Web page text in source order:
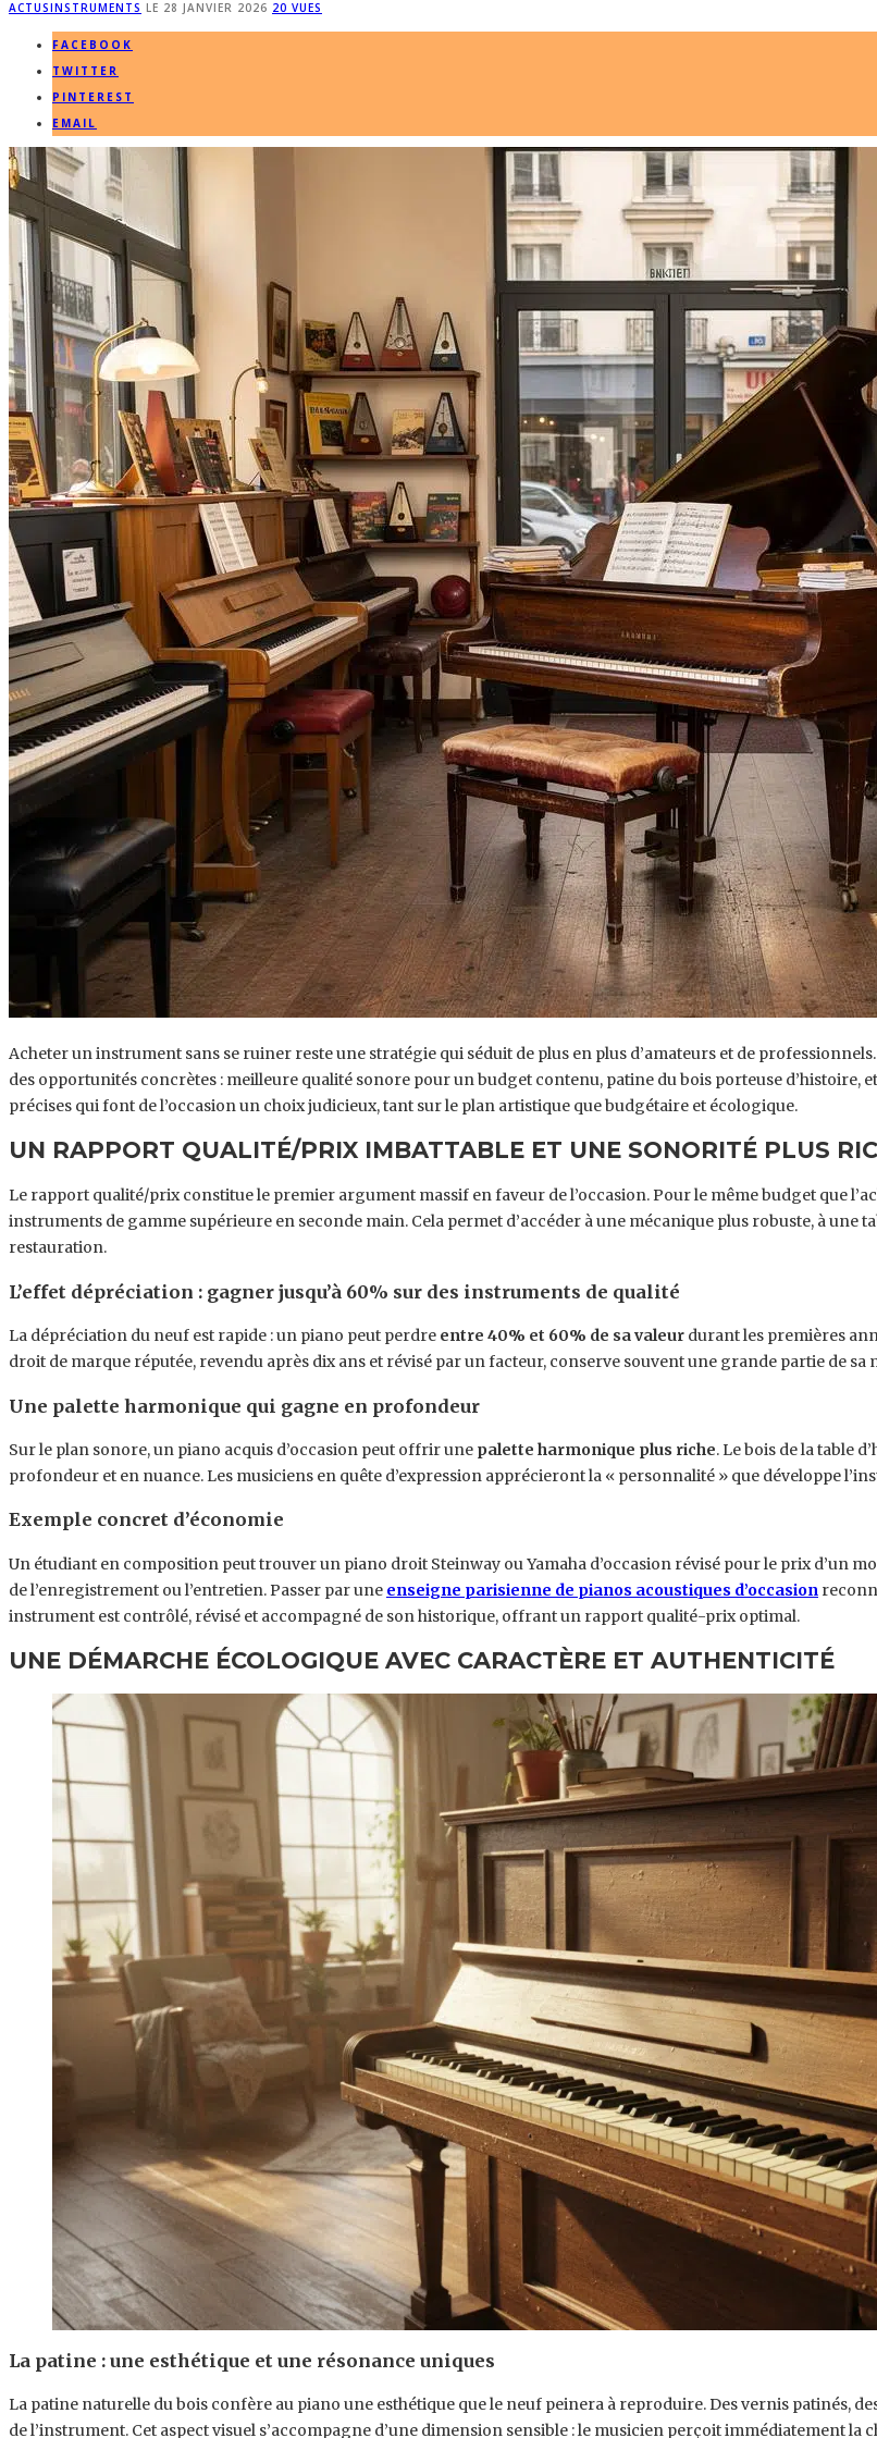
ACTUSINSTRUMENTS LE 28 JANVIER 2026 20 VUES
FACEBOOK
TWITTER
PINTEREST
EMAIL
Acheter un instrument sans se ruiner reste une stratégie qui séduit de plus en plus d’amateurs et de
des opportunités concrètes : meilleure qualité sonore pour un budget contenu, patine du bois porteuse d’histoire,
précises qui font de l’occasion un choix judicieux, tant sur le plan artistique que budgétaire et écologique.
UN RAPPORT QUALITÉ/PRIX IMBATTABLE ET UNE SONORITÉ PLUS
Le rapport qualité/prix constitue le premier argument massif en faveur de l’occasion. Pour le même budget que
instruments de gamme supérieure en seconde main. Cela permet d’accéder à une mécanique plus robuste, à une
restauration.
L’effet dépréciation : gagner jusqu’à 60% sur des instruments de qualité
La dépréciation du neuf est rapide : un piano peut perdre entre 40% et 60% de sa valeur durant les premières
droit de marque réputée, revendu après dix ans et révisé par un facteur, conserve souvent une grande partie de
Une palette harmonique qui gagne en profondeur
Sur le plan sonore, un piano acquis d’occasion peut offrir une palette harmonique plus riche. Le bois de la table
profondeur et en nuance. Les musiciens en quête d’expression apprécieront la « personnalité » que développe
Exemple concret d’économie
Un étudiant en composition peut trouver un piano droit Steinway ou Yamaha d’occasion révisé pour le prix d’un
de l’enregistrement ou l’entretien. Passer par une enseigne parisienne de pianos acoustiques d’occasion
instrument est contrôlé, révisé et accompagné de son historique, offrant un rapport qualité-prix optimal.
UNE DÉMARCHE ÉCOLOGIQUE AVEC CARACTÈRE ET AUTHENTICITÉ
La patine : une esthétique et une résonance uniques
La patine naturelle du bois confère au piano une esthétique que le neuf peinera à reproduire. Des vernis patinés,
de l’instrument. Cet aspect visuel s’accompagne d’une dimension sensible : le musicien perçoit immédiatement